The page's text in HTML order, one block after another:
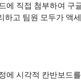
에 직접 첨부하여 구
하고 팀원 모두가 액
에 시각적 칸반보드